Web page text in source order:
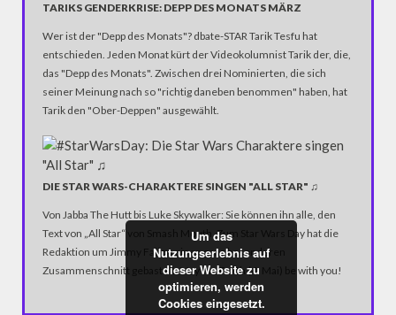
TARIKS GENDERKRISE: DEPP DES MONATS MÄRZ
Wer ist der "Depp des Monats"? dbate-STAR Tarik Tesfu hat
entschieden. Jeden Monat kürt der Videokolumnist Tarik der, die,
das "Depp des Monats". Zwischen drei Nominierten, die sich
seiner Meinung nach so "richtig daneben benommen" haben, hat
Tarik den "Ober-Deppen" ausgewählt.
DIE STAR WARS-CHARAKTERE SINGEN "ALL STAR" ♫
Von Jabba The Hutt bis Luke Skywalker: Sie können ihn alle, den
Text von „All Star“ von Smash Mouth. Zum Star Wars Day hat die
Redaktion um Jimmy Fallon einen ganz besonderen
Zusammenschnitt gebastelt. May the Forth (4. Mai) be with you!
Um das
Nutzungserlebnis auf
dieser Website zu
optimieren, werden
Cookies eingesetzt.